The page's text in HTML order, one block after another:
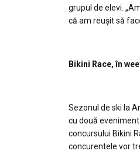
grupul de elevi.
că am reușit să
Bikini Race, în
Sezonul de ski la
cu două
concursului Bikini
concurentele vor